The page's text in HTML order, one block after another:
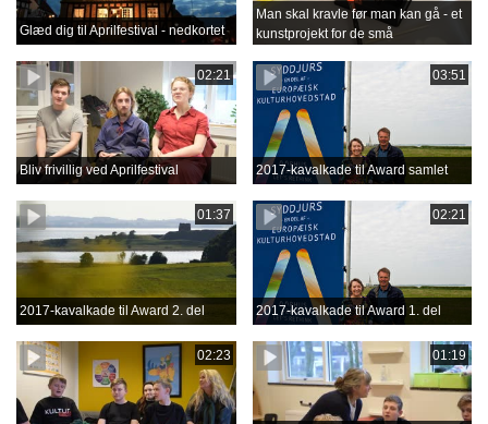
Glæd dig til Aprilfestival - nedkortet
Man skal kravle før man kan gå - et
kunstprojekt for de små
02:21
Bliv frivillig ved Aprilfestival
03:51
2017-kavalkade til Award samlet
01:37
2017-kavalkade til Award 2. del
02:21
2017-kavalkade til Award 1. del
02:23 01:19